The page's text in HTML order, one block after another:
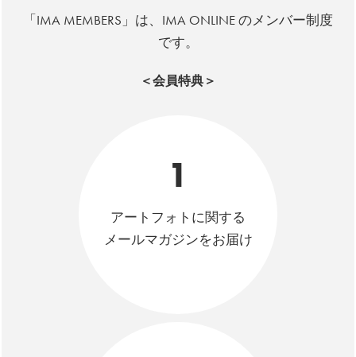
「IMA MEMBERS」は、IMA ONLINE のメンバー制度
です。
＜会員特典＞
1
アートフォトに関する
メールマガジンをお届け